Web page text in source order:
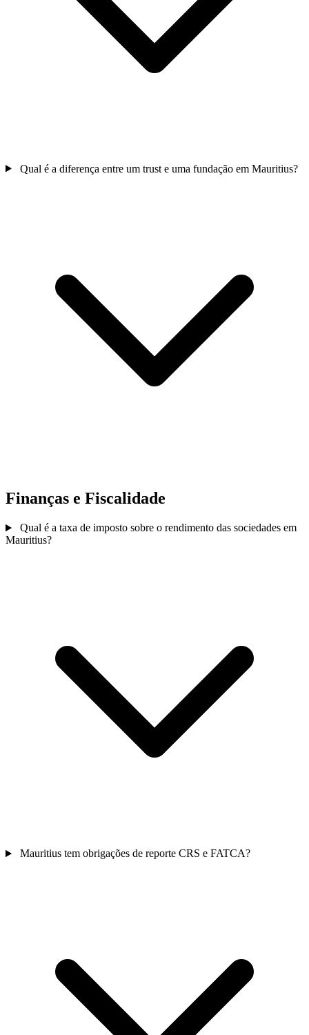
Qual é a diferença entre um trust e uma fundação em Mauritius?
Finanças e Fiscalidade
Qual é a taxa de imposto sobre o rendimento das sociedades em
Mauritius?
Mauritius tem obrigações de reporte CRS e FATCA?